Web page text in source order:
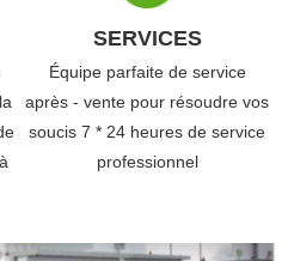
SERVICES
Équipe parfaite de service
après - vente pour résoudre vos
soucis 7 * 24 heures de service
professionnel